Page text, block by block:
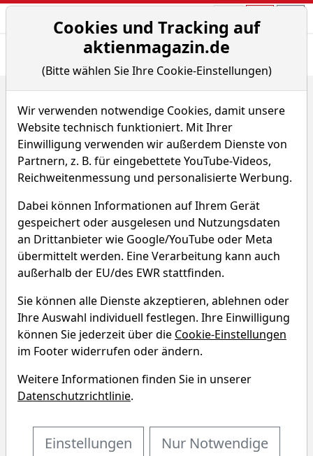
Aktien- und
Home
ETFs
BNP Paribas Easy Energy & Metals Enhanced Roll UCI...
BNP Paribas Easy Energy &
Metals Enhanced Roll UCITS
ETF - EUR (Acc)
WKN A2AE6P ISIN LU1291109616
22,960 $ +0,86 %
Echtzeit-Aktienkurs 07.08.2026, 09:21 Uhr
Energy & Metals Enhanced Roll
UCITS ETF - EUR (Acc)
Charttool öffnen
1T 1W 3M
6M
Cookies und Tracking auf
aktienmagazin.de
(Bitte wählen Sie Ihre Cookie-Einstellungen)
Wir verwenden notwendige Cookies, damit unsere
Website technisch funktioniert. Mit Ihrer
Einwilligung verwenden wir außerdem Dienste von
Partnern, z. B. für eingebettete YouTube-Videos,
Reichweitenmessung und personalisierte Werbung.
Dabei können Informationen auf Ihrem Gerät
gespeichert oder ausgelesen und Nutzungsdaten
an Drittanbieter wie Google/YouTube oder Meta
übermittelt werden. Eine Verarbeitung kann auch
außerhalb der EU/des EWR stattfinden.
Sie können alle Dienste akzeptieren, ablehnen oder
Ihre Auswahl individuell festlegen. Ihre Einwilligung
können Sie jederzeit über die Cookie-Einstellungen
im Footer widerrufen oder ändern.
Weitere Informationen finden Sie in unserer
Datenschutzrichtlinie.
Einstellungen Nur Notwendige